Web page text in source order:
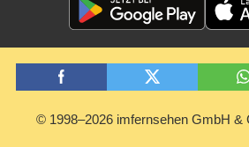
© 1998–2026 imfernsehen GmbH &